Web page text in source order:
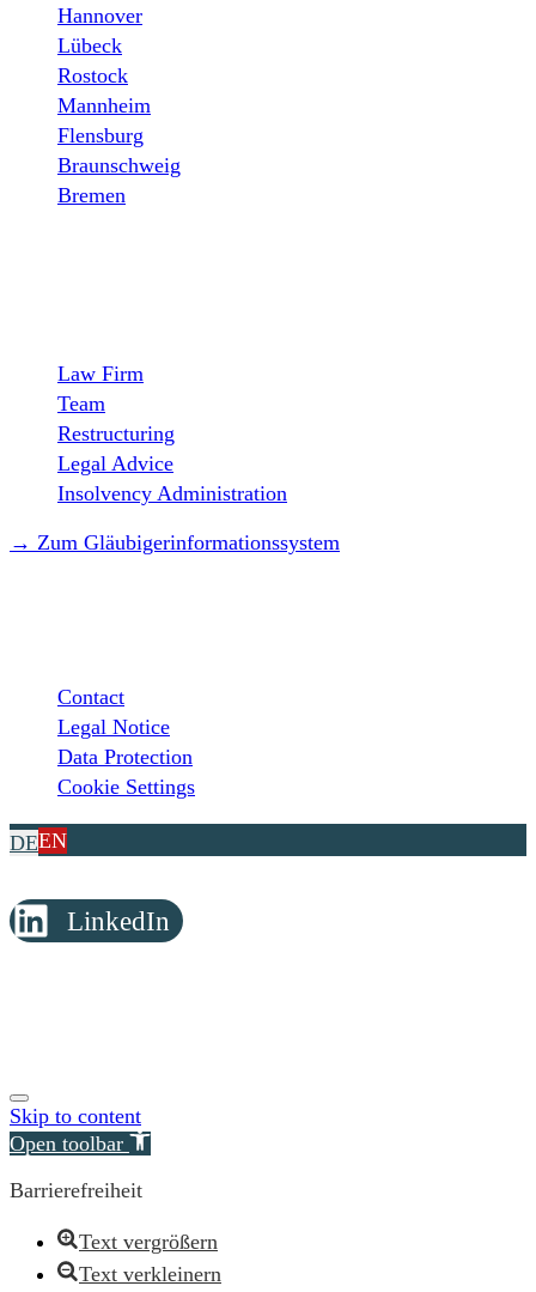
Hannover
Lübeck
Rostock
Mannheim
Flensburg
Braunschweig
Bremen
Law Firm
Team
Restructuring
Legal Advice
Insolvency Administration
→ Zum Gläubigerinformationssystem
Contact
Legal Notice
Data Protection
Cookie Settings
DEEN
LinkedIn
Skip to content
Open toolbar
Barrierefreiheit
Text vergrößern
Text verkleinern